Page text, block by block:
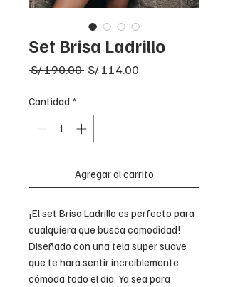
Set Brisa Ladrillo
S/ 190.00 Precio
S/ 114.00
Cantidad *
Agregar al carrito
¡El set Brisa Ladrillo es perfecto para
cualquiera que busca comodidad!
Diseñado con una tela super suave
que te hará sentir increíblemente
cómoda todo el día. Ya sea para